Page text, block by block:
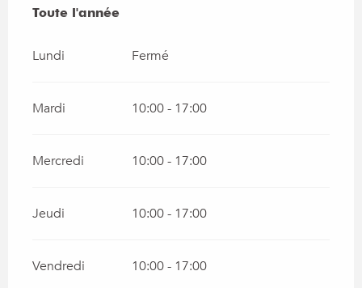
Toute l'année
Toute l'année
Lundi Fermé
Mardi 10:00 - 17:00
Mercredi 10:00 - 17:00
Jeudi 10:00 - 17:00
Vendredi 10:00 - 17:00